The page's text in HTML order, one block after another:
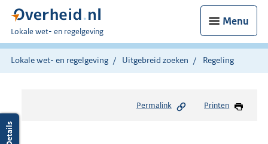
Menu
U
bent
hier:
Lokale wet- en regelgeving
Lokale wet- en regelgeving Uitgebreid zoeken Regeling
Permalink Printen